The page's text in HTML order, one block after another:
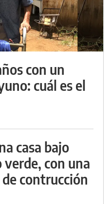
con un
cuál es el
casa bajo
con una
contrucción